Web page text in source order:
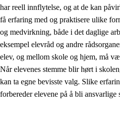
har reell innflytelse, og at de kan
få erfaring med og praktisere ulike
og medvirkning, både i det daglige
eksempel elevråd og andre
elev, og mellom skole og hjem, må
Når elevenes stemme blir hørt i
kan ta egne bevisste valg. Slike
forbereder elevene på å bli ansvarlige